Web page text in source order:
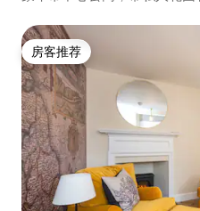
房客推荐
房客推荐